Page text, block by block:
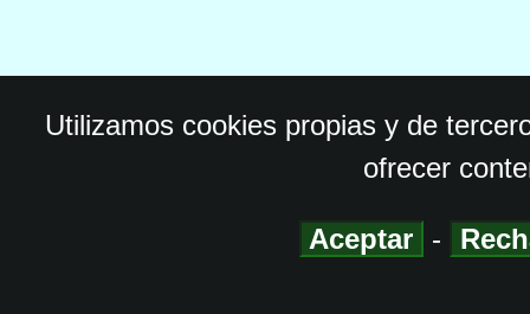
Utilizamos cookies propias y de
ofrecer
Aceptar -